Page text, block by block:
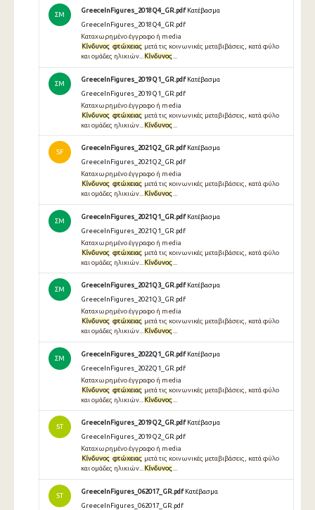
ΣΜ
GreeceInFigures_2018Q4_GR.pdf Κατέβασμα
GreeceInFigures_2018Q4_GR.pdf
Καταχωρημένο έγγραφο ή media
Κίνδυνος φτώχειας μετά τις κοινωνικές μεταβιβάσεις, κατά φύλο
και ομάδες ηλικιών... Κίνδυνος...
ΣΜ
GreeceInFigures_2019Q1_GR.pdf Κατέβασμα
GreeceInFigures_2019Q1_GR.pdf
Καταχωρημένο έγγραφο ή media
Κίνδυνος φτώχειας μετά τις κοινωνικές μεταβιβάσεις, κατά φύλο
και ομάδες ηλικιών...
Κίνδυνος
SF
GreeceInFigures_2021Q2_GR.pdf Κατέβασμα
GreeceInFigures_2021Q2_GR.pdf
Καταχωρημένο έγγραφο ή media
Κίνδυνος φτώχειας μετά τις κοινωνικές μεταβιβάσεις, κατά φύλο
και ομάδες ηλικιών... Κίνδυνος...
ΣΜ
GreeceInFigures_2021Q1_GR.pdf Κατέβασμα
GreeceInFigures_2021Q1_GR.pdf
Καταχωρημένο έγγραφο ή media
Κίνδυνος φτώχειας μετά τις κοινωνικές μεταβιβάσεις, κατά φύλο
και ομάδες ηλικιών...
Κίνδυνος
ΣΜ
GreeceInFigures_2021Q3_GR.pdf Κατέβασμα
GreeceInFigures_2021Q3_GR.pdf
Καταχωρημένο έγγραφο ή media
Κίνδυνος φτώχειας μετά τις κοινωνικές μεταβιβάσεις, κατά φύλο
και ομάδες ηλικιών... Κίνδυνος...
ΣΜ
GreeceInFigures_2022Q1_GR.pdf Κατέβασμα
GreeceInFigures_2022Q1_GR.pdf
Καταχωρημένο έγγραφο ή media
Κίνδυνος φτώχειας μετά τις κοινωνικές μεταβιβάσεις, κατά φύλο
και ομάδες ηλικιών...
Κίνδυνος
ST
GreeceInFigures_2019Q2_GR.pdf Κατέβασμα
GreeceInFigures_2019Q2_GR.pdf
Καταχωρημένο έγγραφο ή media
Κίνδυνος φτώχειας μετά τις κοινωνικές μεταβιβάσεις, κατά φύλο
και ομάδες ηλικιών... Κίνδυνος...
ST
GreeceInFigures_062017_GR.pdf Κατέβασμα
GreeceInFigures_062017_GR.pdf